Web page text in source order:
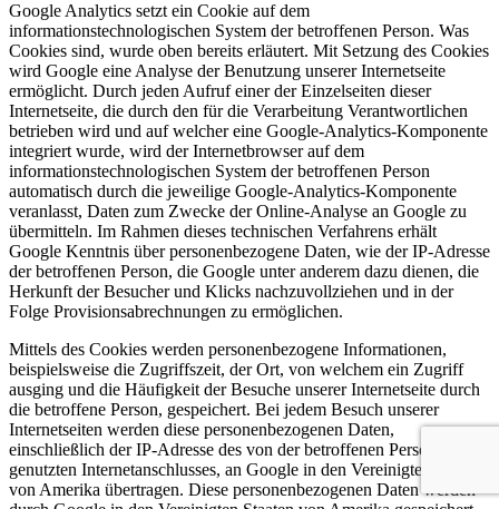
Google Analytics setzt ein Cookie auf dem
informationstechnologischen System der betroffenen Person. Was
Cookies sind, wurde oben bereits erläutert. Mit Setzung des Cookies
wird Google eine Analyse der Benutzung unserer Internetseite
ermöglicht. Durch jeden Aufruf einer der Einzelseiten dieser
Internetseite, die durch den für die Verarbeitung Verantwortlichen
betrieben wird und auf welcher eine Google-Analytics-Komponente
integriert wurde, wird der Internetbrowser auf dem
informationstechnologischen System der betroffenen Person
automatisch durch die jeweilige Google-Analytics-Komponente
veranlasst, Daten zum Zwecke der Online-Analyse an Google zu
übermitteln. Im Rahmen dieses technischen Verfahrens erhält
Google Kenntnis über personenbezogene Daten, wie der IP-Adresse
der betroffenen Person, die Google unter anderem dazu dienen, die
Herkunft der Besucher und Klicks nachzuvollziehen und in der
Folge Provisionsabrechnungen zu ermöglichen.
Mittels des Cookies werden personenbezogene Informationen,
beispielsweise die Zugriffszeit, der Ort, von welchem ein Zugriff
ausging und die Häufigkeit der Besuche unserer Internetseite durch
die betroffene Person, gespeichert. Bei jedem Besuch unserer
Internetseiten werden diese personenbezogenen Daten,
einschließlich der IP-Adresse des von der betroffenen Person
genutzten Internetanschlusses, an Google in den Vereinigten Staaten
von Amerika übertragen. Diese personenbezogenen Daten werden